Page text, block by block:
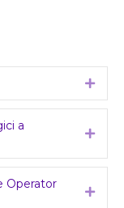
a
Operator